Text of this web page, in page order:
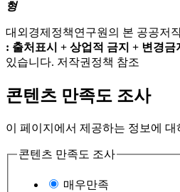
형
대외경제정책연구원의 본 공공저
: 출처표시 + 상업적 금지 + 변경금
있습니다. 저작권정책 참조
콘텐츠 만족도 조사
이 페이지에서 제공하는 정보에
콘텐츠 만족도 조사
매우만족